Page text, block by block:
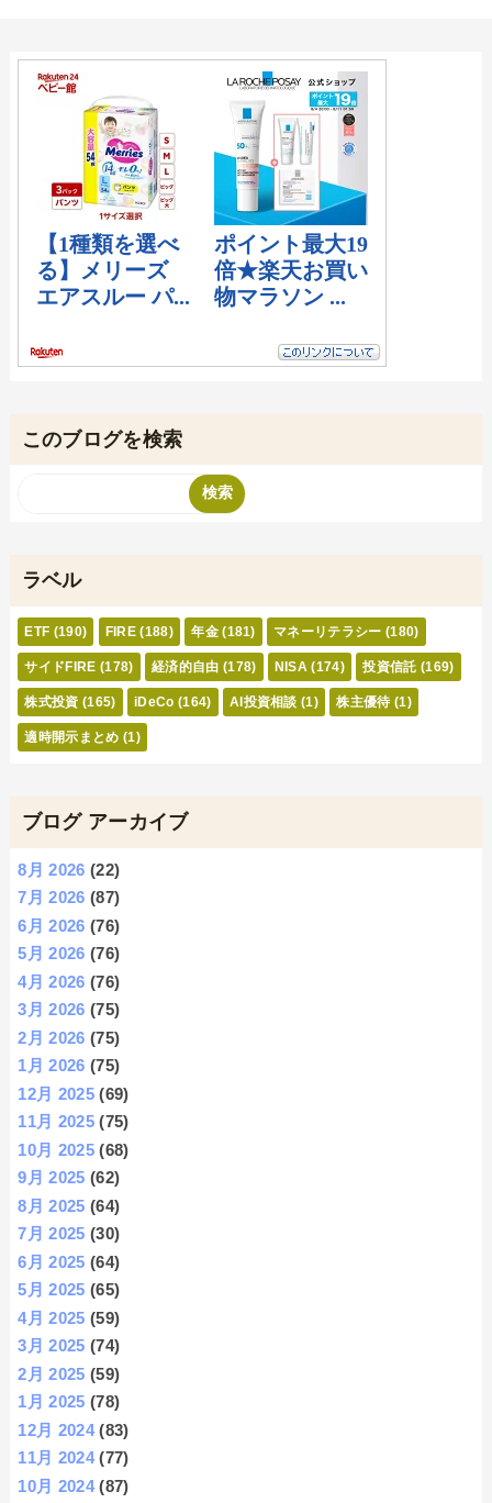
このブログを検索
ラベル
ETF (190) FIRE (188) 年金 (181) マネーリテラシー (180)
サイドFIRE (178) 経済的自由 (178) NISA (174) 投資信託 (169)
株式投資 (165) iDeCo (164) AI投資相談 (1) 株主優待 (1)
適時開示まとめ (1)
ブログ アーカイブ
8月 2026 (22)
7月 2026 (87)
6月 2026 (76)
5月 2026 (76)
4月 2026 (76)
3月 2026 (75)
2月 2026 (75)
1月 2026 (75)
12月 2025 (69)
11月 2025 (75)
10月 2025 (68)
9月 2025 (62)
8月 2025 (64)
7月 2025 (30)
6月 2025 (64)
5月 2025 (65)
4月 2025 (59)
3月 2025 (74)
2月 2025 (59)
1月 2025 (78)
12月 2024(83)
11月 2024(77)
10月 2024(87)